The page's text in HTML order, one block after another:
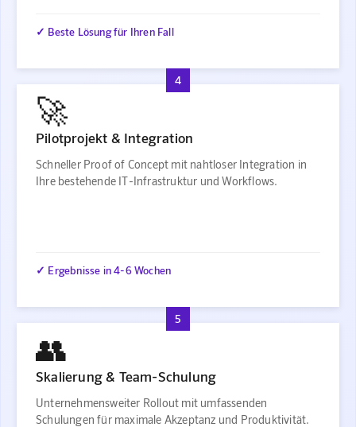
✓ Beste Lösung für Ihren Fall
4
🚀
Pilotprojekt & Integration
Schneller Proof of Concept mit nahtloser Integration in
Ihre bestehende IT-Infrastruktur und Workflows.
✓ Ergebnisse in 4-6 Wochen
5
👥
Skalierung & Team-Schulung
Unternehmensweiter Rollout mit umfassenden
Schulungen für maximale Akzeptanz und Produktivität.